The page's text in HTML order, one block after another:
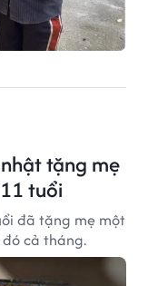
tặng mẹ
tuổi
đã tặng mẹ một
cả tháng.